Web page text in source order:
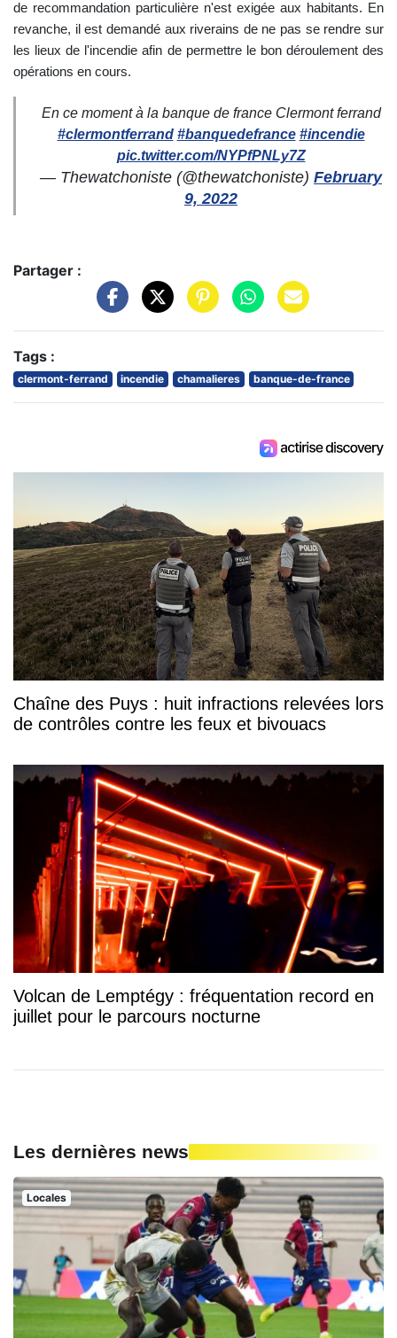
de recommandation particulière n'est exigée aux habitants. En
revanche, il est demandé aux riverains de ne pas se rendre sur
les lieux de l'incendie afin de permettre le bon déroulement des
opérations en cours.
En ce moment à la banque de france Clermont ferrand
#clermontferrand #banquedefrance #incendie
pic.twitter.com/NYPfPNLy7Z
— Thewatchoniste (@thewatchoniste) February
9, 2022
Partager :
Tags :
clermont-ferrand incendie chamalieres banque-de-france
Chaîne des Puys : huit infractions relevées lors
de contrôles contre les feux et bivouacs
Volcan de Lemptégy : fréquentation record en
juillet pour le parcours nocturne
Les dernières news
Locales